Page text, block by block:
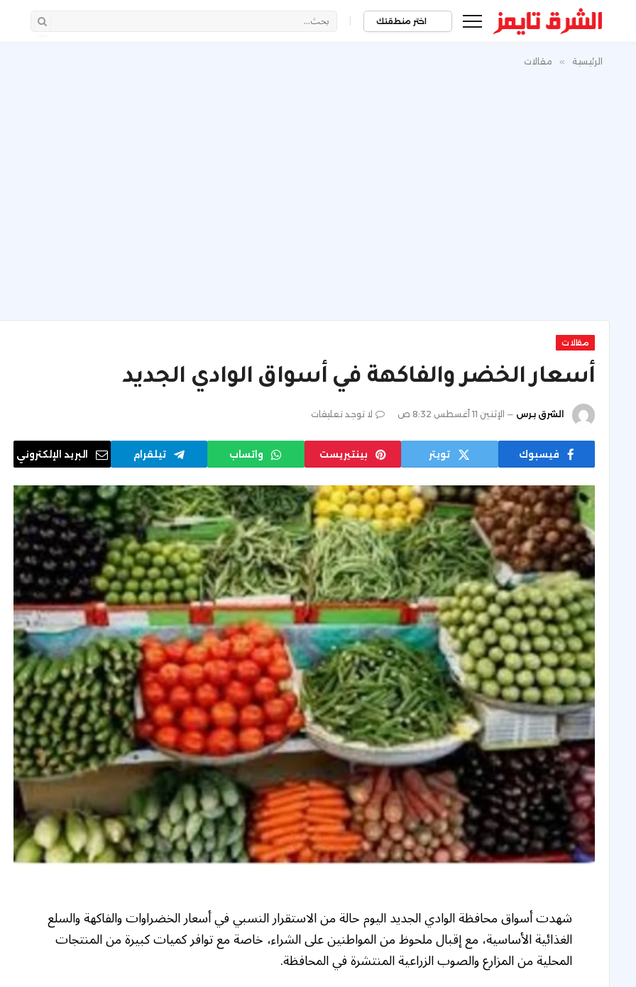
اختر منطقتك |
الرئيسية » مقالات
مقالات
أسعار الخضر والفاكهة في أسواق الوادي الجديد
الشرق برس الإثنين 11 أغسطس 8:32 ص لا توجد تعليقات
فيسبوك تويتر بينتيريست واتساب تيلقرام البريد الإلكتروني
شهدت أسواق محافظة الوادي الجديد اليوم حالة من الاستقرار النسبي في أسعار الخضراوات والفاكهة والسلع
الغذائية الأساسية، مع إقبال ملحوظ من المواطنين على الشراء، خاصة مع توافر كميات كبيرة من المنتجات
المحلية من المزارع والصوب الزراعية المنتشرة في المحافظة.